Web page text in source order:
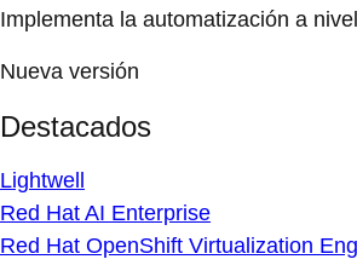
Implementa la automatización a
Nueva versión
Destacados
Lightwell
Red Hat AI Enterprise
Red Hat OpenShift Virtualization